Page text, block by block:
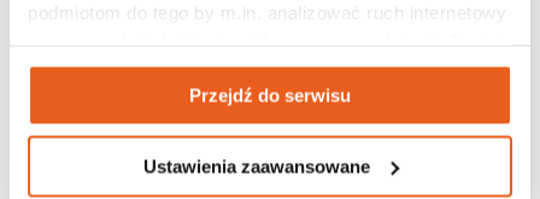
podmiotom do tego by m.in. analizować ruch internetowy
aktywności na naszych stronach internetowych. Więcej
informacji znajdziesz w naszej polityce prywatności
Przejdź do serwisu
Ustawienia zaawansowane